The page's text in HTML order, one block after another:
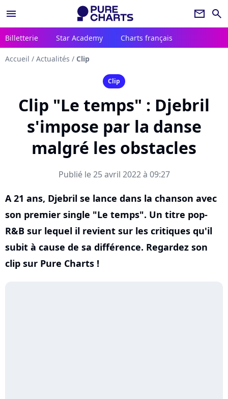
menu newsletter search
Billetterie Star Academy Charts français
Accueil / Actualités / Clip
Clip
Clip "Le temps" : Djebril
s'impose par la danse
malgré les obstacles
Publié le 25 avril 2022 à 09:27
A 21 ans, Djebril se lance dans la chanson avec
son premier single "Le temps". Un titre pop-
R&B sur lequel il revient sur les critiques qu'il
subit à cause de sa différence. Regardez son
clip sur Pure Charts !